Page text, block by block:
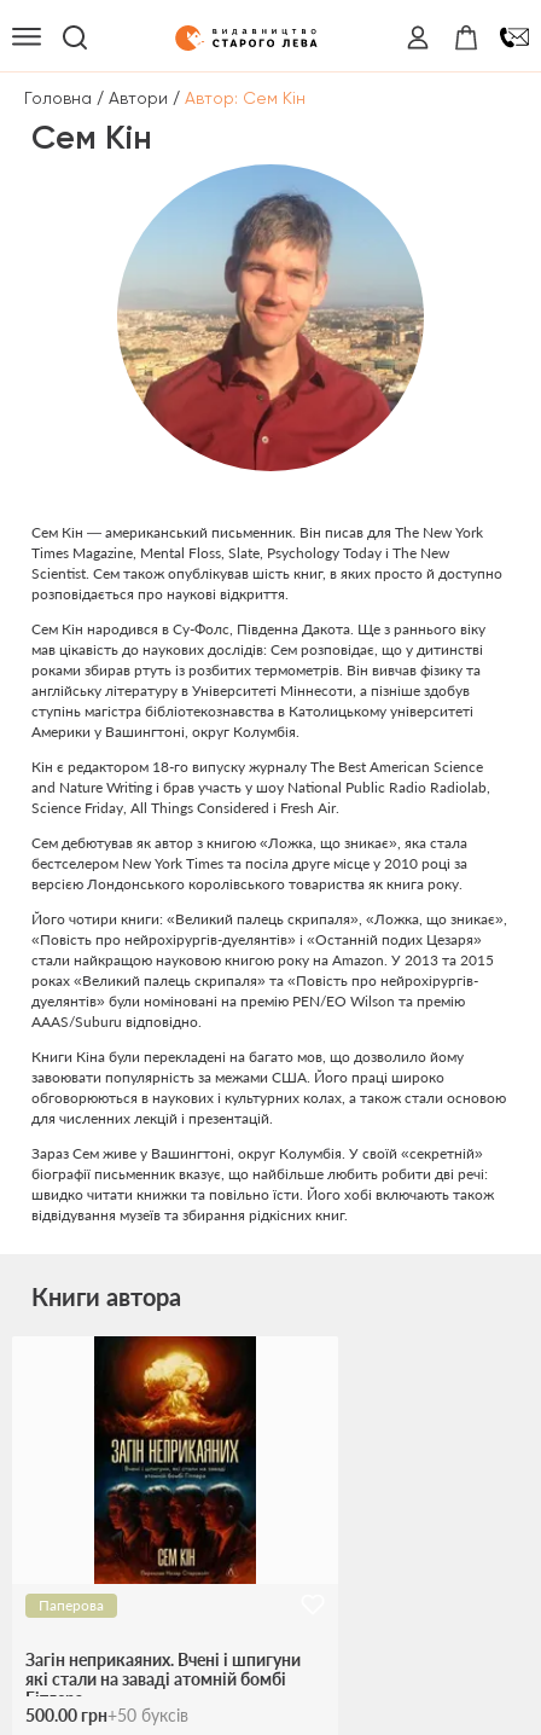
Головна / Автори / Автор: Сем Кін
Сем Кін
Сем Кін — американський письменник. Він писав для The New York
Times Magazine, Mental Floss, Slate, Psychology Today і The New
Scientist. Сем також опублікував шість книг, в яких просто й доступно
розповідається про наукові відкриття.
Сем Кін народився в Су-Фолс, Південна Дакота. Ще з раннього віку
мав цікавість до наукових дослідів: Сем розповідає, що у дитинстві
роками збирав ртуть із розбитих термометрів. Він вивчав фізику та
англійську літературу в Університеті Міннесоти, а пізніше здобув
ступінь магістра бібліотекознавства в Католицькому університеті
Америки у Вашингтоні, округ Колумбія.
Кін є редактором 18-го випуску журналу The Best American Science
and Nature Writing і брав участь у шоу National Public Radio Radiolab,
Science Friday, All Things Considered і Fresh Air.
Сем дебютував як автор з книгою «Ложка, що зникає», яка стала
бестселером New York Times та посіла друге місце у 2010 році за
версією Лондонського королівського товариства як книга року.
Його чотири книги: «Великий палець скрипаля», «Ложка, що зникає»,
«Повість про нейрохірургів-дуелянтів» і «Останній подих Цезаря»
стали найкращою науковою книгою року на Amazon. У 2013 та 2015
роках «Великий палець скрипаля» та «Повість про нейрохірургів-
дуелянтів» були номіновані на премію PEN/EO Wilson та премію
AAAS/Suburu відповідно.
Книги Кіна були перекладені на багато мов, що дозволило йому
завоювати популярність за межами США. Його праці широко
обговорюються в наукових і культурних колах, а також стали основою
для численних лекцій і презентацій.
Зараз Сем живе у Вашингтоні, округ Колумбія. У своїй «секретній»
біографії письменник вказує, що найбільше любить робити дві речі:
швидко читати книжки та повільно їсти. Його хобі включають також
відвідування музеїв та збирання рідкісних книг.
Книги автора
Паперова
Загін неприкаяних. Вчені і шпигуни
які стали на заваді атомній бомбі
Гітлера
500.00 грн+50 буксів